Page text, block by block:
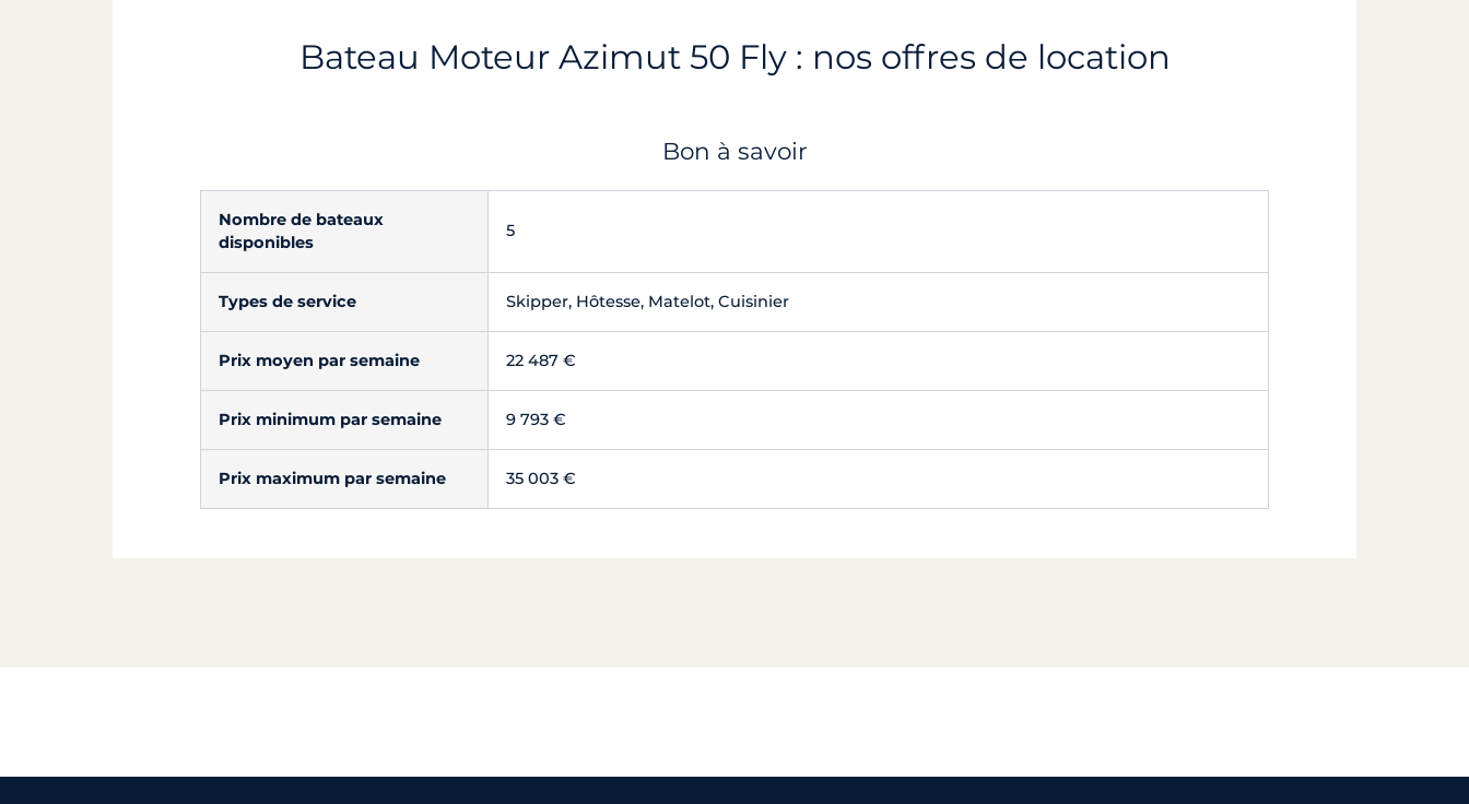
Bateau Moteur Azimut 50 Fly : nos offres de location
Bon à savoir
Nombre de bateaux
disponibles
5
Types de service Skipper, Hôtesse, Matelot, Cuisinier
Prix moyen par semaine 22 487 €
Prix minimum par semaine 9 793 €
Prix maximum par semaine 35 003 €